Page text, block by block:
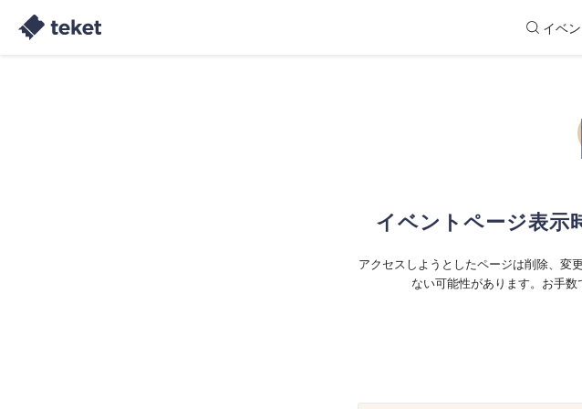
イベ
イベントページ表示
アクセスしようとしたページは削除、変
ない可能性があります。お手数